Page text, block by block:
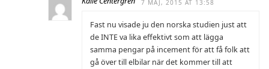
7 MAJ, 2015 AT 13:58
Fast nu visade ju den norska studien just att
de INTE va lika effektivt som att lägga
samma pengar på incement för att få folk att
gå över till elbilar när det kommer till att